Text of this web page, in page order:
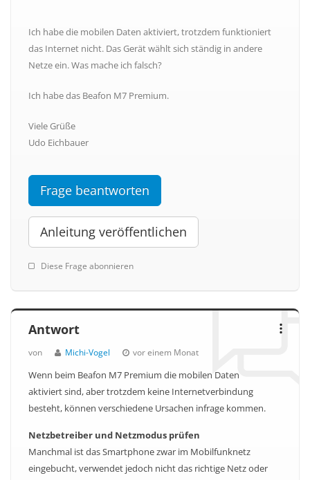
Ich habe die mobilen Daten aktiviert, trotzdem funktioniert
das Internet nicht. Das Gerät wählt sich ständig in andere
Netze ein. Was mache ich falsch?
Ich habe das Beafon M7 Premium.
Viele Grüße
Udo Eichbauer
Frage beantworten
Anleitung veröffentlichen
Diese Frage abonnieren
Antwort
von Michi-Vogel vor einem Monat
Wenn beim Beafon M7 Premium die mobilen Daten
aktiviert sind, aber trotzdem keine Internetverbindung
besteht, können verschiedene Ursachen infrage kommen.
Netzbetreiber und Netzmodus prüfen
Manchmal ist das Smartphone zwar im Mobilfunknetz
eingebucht, verwendet jedoch nicht das richtige Netz oder